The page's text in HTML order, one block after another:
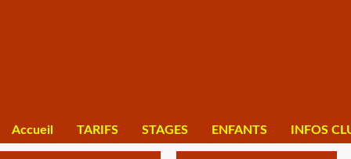
Accueil TARIFS STAGES ENFANTS INFOS